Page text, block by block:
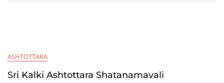
ASHTOTTARA
Sri Kalki Ashtottara Shatanamavali